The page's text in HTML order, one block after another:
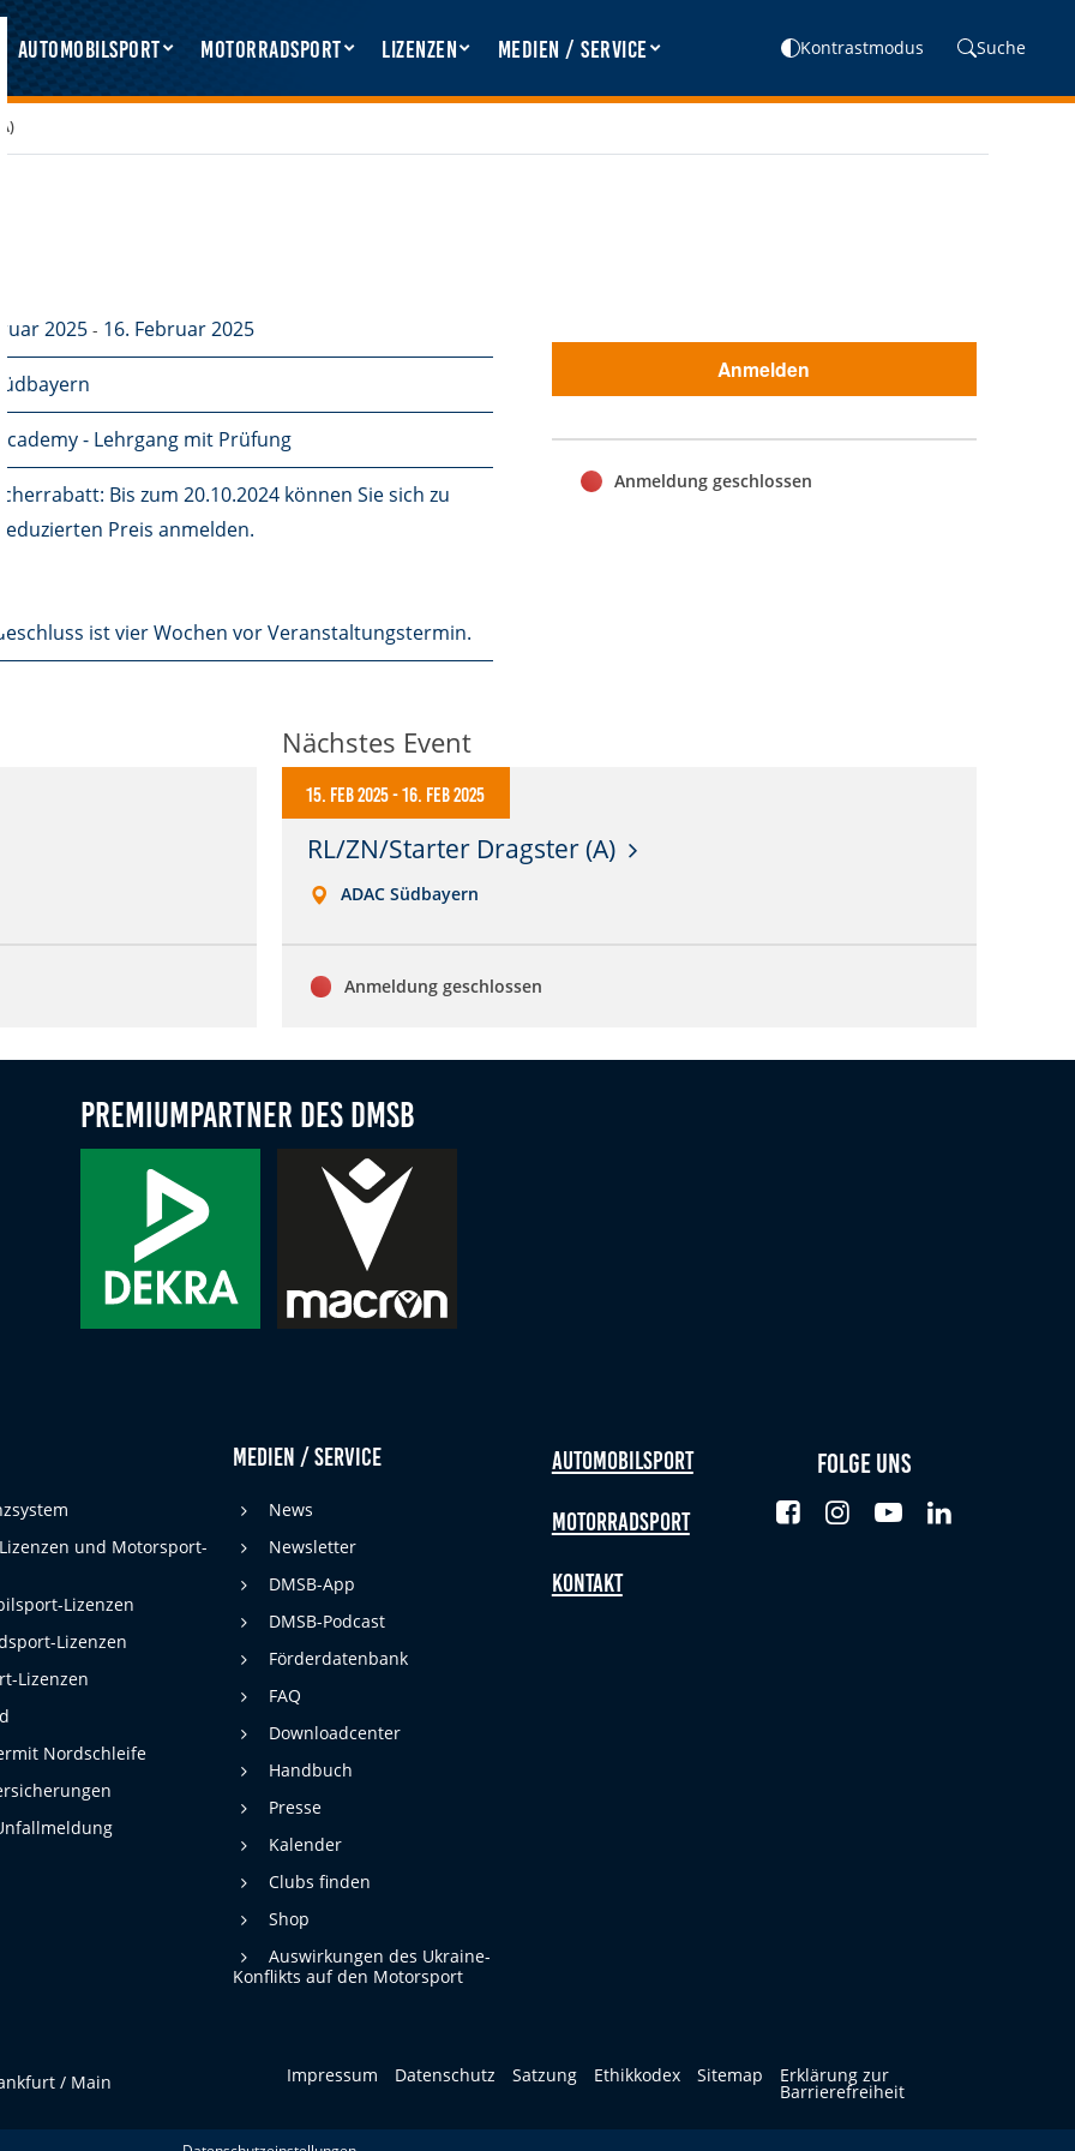
Automobilsport Motorradsport Lizenzen Medien / Service Kontrastmodus Suche
2025- 16. Februar 2025
Academy - Lehrgang mit Prüfung
Bis zum 20.10.2024 können Sie sich zu
reduzierten Preis anmelden.
ist vier Wochen vor Veranstaltungstermin.
Anmelden
Anmeldung geschlossen
Nächstes Event
15. Feb 2025-16. Feb 2025
RL/ZN/Starter Dragster (A)
ADAC Südbayern
Anmeldung geschlossen
Premiumpartner des DMSB
und Motorsport-
Lizenzen
Lizenzen
Lizenzen
Nordschleife
Medien / Service
News
Newsletter
DMSB-App
DMSB-Podcast
Förderdatenbank
FAQ
Downloadcenter
Handbuch
Presse
Kalender
Clubs finden
Shop
Auswirkungen des Ukraine-
Konflikts auf den Motorsport
Automobilsport
Motorradsport
Kontakt
Folge uns
/ Main Impressum Datenschutz Satzung Ethikkodex Sitemap Erklärung zur
Barrierefreiheit